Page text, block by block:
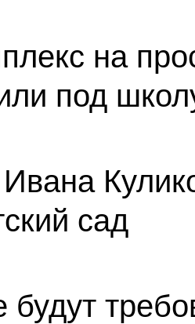
на
под
сад
будут